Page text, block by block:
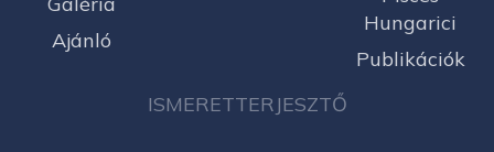
Ajánló
Hungarici
Publikációk
ISMERETTERJESZTŐ